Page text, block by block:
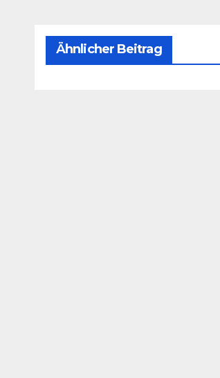
Ähnlicher Beitrag